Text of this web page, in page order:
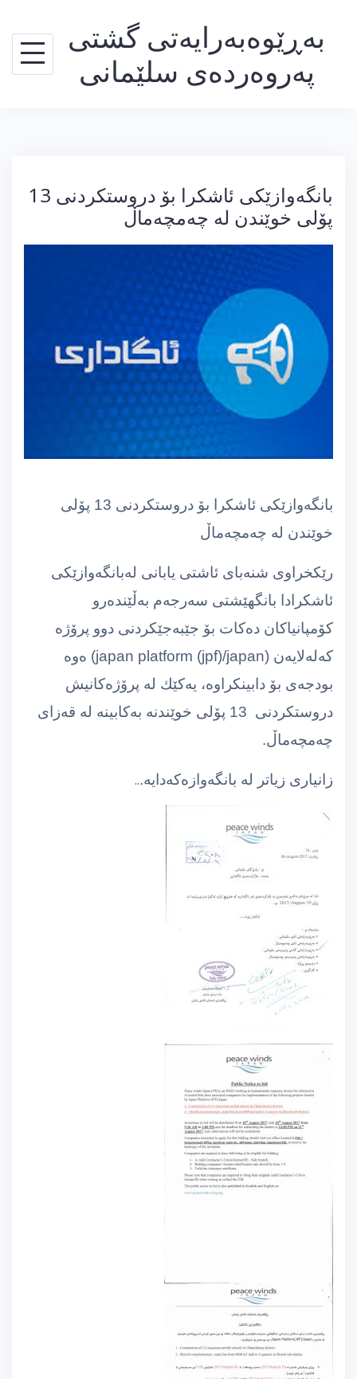
بەڕێوەبەرایەتی گشتی
پەروەردەی سلێمانی
بانگەوازێكی ئاشكرا بۆ دروستكردنی 13
پۆلی خوێندن لە چەمچەماڵ
بانگەوازێكی ئاشكرا بۆ دروستكردنی 13 پۆلی
خوێندن لە چەمچەماڵ
رێكخراوی شنەبای ئاشتی یابانی لەبانگەوازێكی
ئاشكرادا بانگهێشتی سەرجەم بەڵێندەرو
كۆمپانیاكان دەكات بۆ جێبەجێكردنی دوو پرۆژە
كەلەلایەن (japan platform (jpf)/japan) ەوە
بودجەی بۆ دابینكراوە، یەكێك لە پرۆژەكانیش
دروستكردنی 13 پۆلی خوێندنە بەكابینە لە قەزای
چەمچەماڵ.
زانیاری زیاتر لە بانگەوازەكەدایە...